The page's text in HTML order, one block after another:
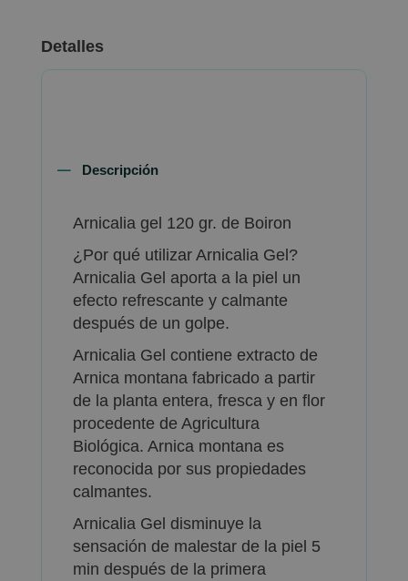
Detalles
Descripción
Arnicalia gel 120 gr. de Boiron
¿Por qué utilizar Arnicalia Gel?
Arnicalia Gel aporta a la piel un
efecto refrescante y calmante
después de un golpe.
Arnicalia Gel contiene extracto de
Arnica montana fabricado a partir
de la planta entera, fresca y en flor
procedente de Agricultura
Biológica. Arnica montana es
reconocida por sus propiedades
calmantes.
Arnicalia Gel disminuye la
sensación de malestar de la piel 5
min después de la primera